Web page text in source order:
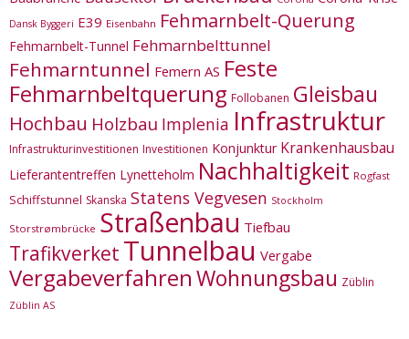
Dansk Byggeri E39 Eisenbahn Fehmarnbelt-Querung
Fehmarnbelt-Tunnel Fehmarnbelttunnel
Fehmarntunnel Femern AS Feste
Fehmarnbeltquerung Follobanen Gleisbau
Hochbau Holzbau Implenia Infrastruktur
Infrastrukturinvestitionen Investitionen Konjunktur Krankenhausbau
Lieferantentreffen Lynetteholm Nachhaltigkeit Rogfast
Schiffstunnel Skanska Statens Vegvesen Stockholm
Storstrømbrücke Straßenbau Tiefbau
Trafikverket Tunnelbau Vergabe
VergabeverfahrenWohnungsbau Züblin
Züblin AS